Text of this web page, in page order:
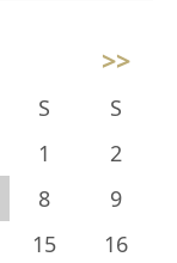
>>
S
S
1
2
8
9
15
16